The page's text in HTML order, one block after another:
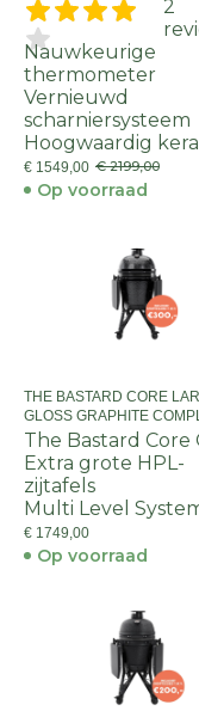
2
Nauwkeurige
thermometer
Vernieuwd
scharniersysteem
Hoogwaardig
€ 1549,00 € 2199,00
Op voorraad
THE BASTARD CORE
GLOSS GRAPHITE
The Bastard Core
Extra grote HPL-
zijtafels
Multi Level
€ 1749,00
Op voorraad